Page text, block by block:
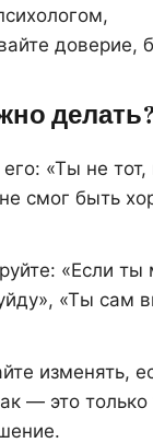
доверие,
«Ты не тот,
смог быть
«Если ты
«Ты сам
изменять,
— это только